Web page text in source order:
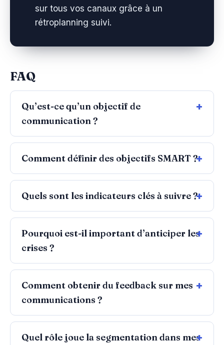
sur tous vos canaux grâce à un
rétroplanning suivi.
FAQ
Qu’est-ce qu’un objectif de
communication ?
Comment définir des objectifs SMART ?
Quels sont les indicateurs clés à suivre ?
Pourquoi est-il important d’anticiper les
crises ?
Comment obtenir du feedback sur mes
communications ?
Quel rôle joue la segmentation dans mes